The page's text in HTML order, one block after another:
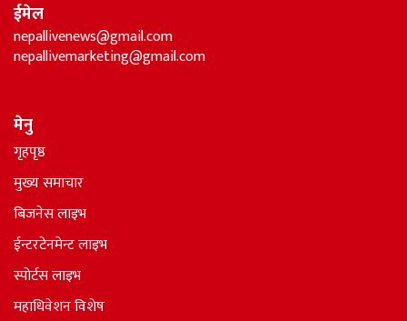
ईमेल
nepallivenews@gmail.com
nepallivemarketing@gmail.com
मेनु
गृहपृष्ठ
मुख्य समाचार
बिजनेस लाइभ
ईन्टरटेनमेन्ट लाइभ
स्पोर्टस लाइभ
महाधिवेशन विशेष